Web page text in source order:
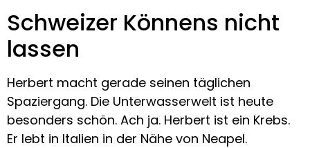
Schweizer Könnens nicht
lassen
Herbert macht gerade seinen täglichen
Spaziergang. Die Unterwasserwelt ist heute
besonders schön. Ach ja. Herbert ist ein Krebs.
Er lebt in Italien in der Nähe von Neapel.